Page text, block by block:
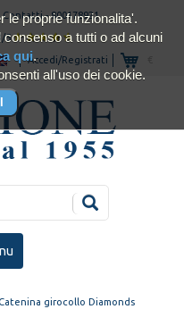
Contatti-800178921
5
Accedi/Registrati
Catenina girocollo Diamonds
le proprie funzionalita'.
a tutti o ad alcuni
qui.
all'uso dei cookie.